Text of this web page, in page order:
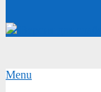
Secondary
Menu